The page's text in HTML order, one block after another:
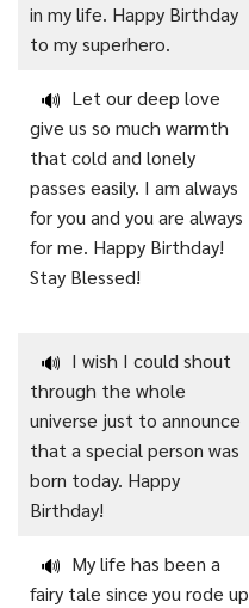
in my life. Happy Birthday
to my superhero.
🔊 Let our deep love
give us so much warmth
that cold and lonely
passes easily. I am always
for you and you are always
for me. Happy Birthday!
Stay Blessed!
🔊 I wish I could shout
through the whole
universe just to announce
that a special person was
born today. Happy
Birthday!
🔊 My life has been a
fairy tale since you rode up